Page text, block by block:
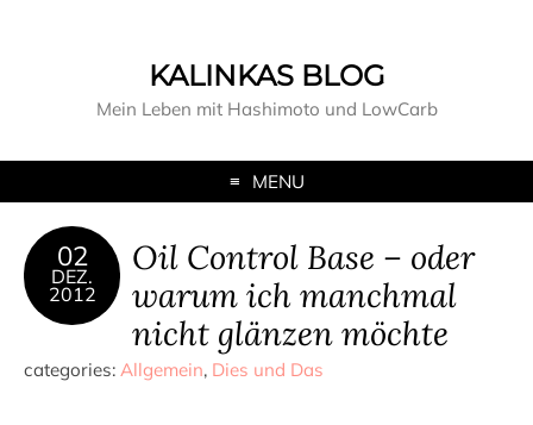
KALINKAS BLOG
Mein Leben mit Hashimoto und LowCarb
MENU
02
DEZ.
2012
Oil Control Base – oder
warum ich manchmal
nicht glänzen möchte
categories: Allgemein, Dies und Das